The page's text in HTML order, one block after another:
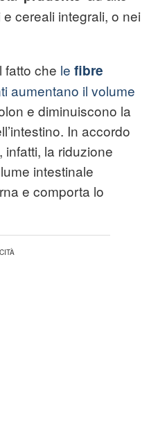
cereali integrali, o nei
fatto che le fibre
aumentano il volume
e diminuiscono la
In accordo
la riduzione
intestinale
e comporta lo